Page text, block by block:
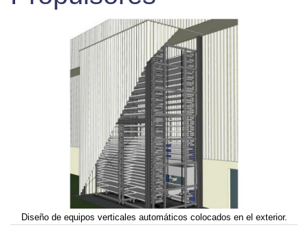
Diseño de equipos verticales automáticos colocados en el exterior.